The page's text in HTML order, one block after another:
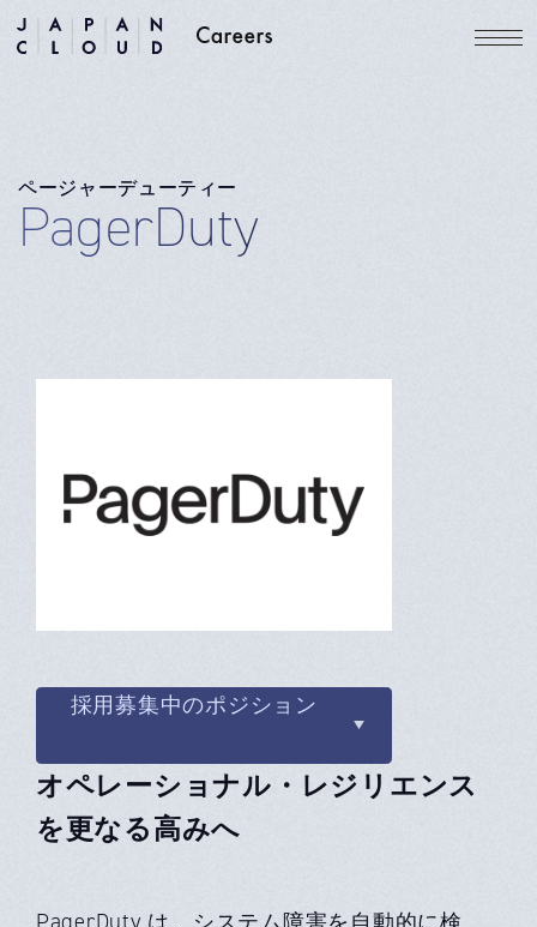
ページャーデューティー
PagerDuty
採用募集中のポジション
オペレーショナル・レジリエンス
を更なる高みへ